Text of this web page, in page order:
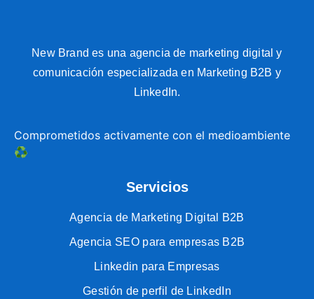
New Brand es una agencia de marketing digital y
comunicación especializada en Marketing B2B y
LinkedIn.
Comprometidos activamente con el medioambiente
♻️
Servicios
Agencia de Marketing Digital B2B
Agencia SEO para empresas B2B
Linkedin para Empresas
Gestión de perfil de LinkedIn